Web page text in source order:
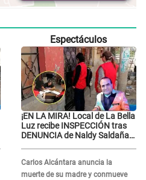
Espectáculos
¡EN LA MIRA! Local de La Bella
Luz recibe INSPECCIÓN tras
DENUNCIA de Naldy Saldaña
Carlos Alcántara anuncia la
muerte de su madre y conmueve